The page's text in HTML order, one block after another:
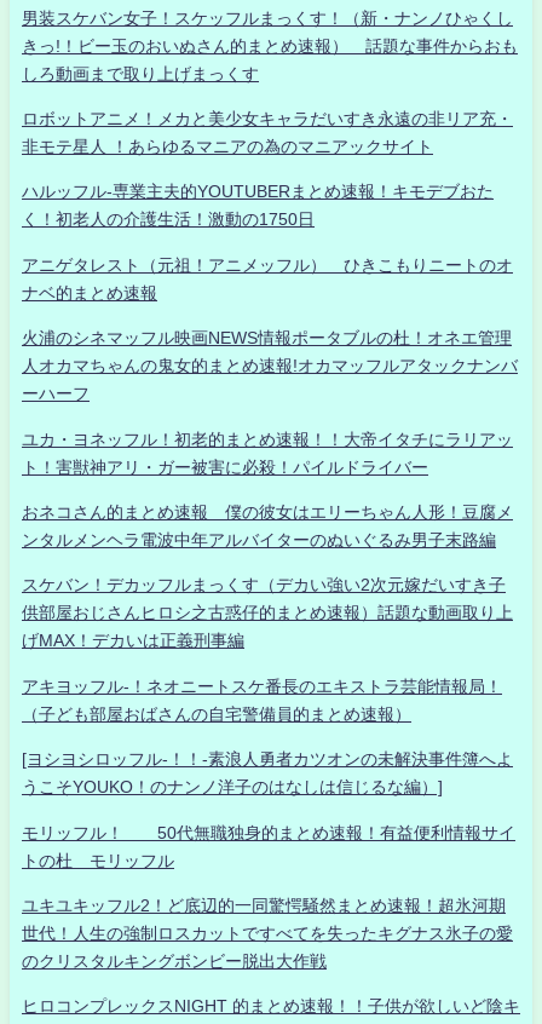
男装スケバン女子！スケッフルまっくす！（新・ナンノひゃくし
きっ!！ビー玉のおいぬさん的まとめ速報） 話題な事件からおも
しろ動画まで取り上げまっくす
ロボットアニメ！メカと美少女キャラだいすき永遠の非リア充・
非モテ星人 ！あらゆるマニアの為のマニアックサイト
ハルッフル-専業主夫的YOUTUBERまとめ速報！キモデブおた
く！初老人の介護生活！激動の1750日
アニゲタレスト（元祖！アニメッフル） ひきこもりニートのオ
ナベ的まとめ速報
火浦のシネマッフル映画NEWS情報ポータブルの杜！オネエ管理
人オカマちゃんの鬼女的まとめ速報!オカマッフルアタックナンバ
ーハーフ
ユカ・ヨネッフル！初老的まとめ速報！！大帝イタチにラリアッ
ト！害獣神アリ・ガー被害に必殺！パイルドライバー
おネコさん的まとめ速報 僕の彼女はエリーちゃん人形！豆腐メ
ンタルメンヘラ電波中年アルバイターのぬいぐるみ男子末路編
スケバン！デカッフルまっくす（デカい強い2次元嫁だいすき子
供部屋おじさんヒロシ之古惑仔的まとめ速報）話題な動画取り上
げMAX！デカいは正義刑事編
アキヨッフル-！ネオニートスケ番長のエキストラ芸能情報局！
（子ども部屋おばさんの自宅警備員的まとめ速報）
[ヨシヨシロッフル-！！-素浪人勇者カツオンの未解決事件簿へよ
うこそYOUKO！のナンノ洋子のはなしは信じるな編）]
モリッフル！ 50代無職独身的まとめ速報！有益便利情報サイ
トの杜 モリッフル
ユキユキッフル2！ど底辺的一同驚愕騒然まとめ速報！超氷河期
世代！人生の強制ロスカットですべてを失ったキグナス氷子の愛
のクリスタルキングボンビー脱出大作戦
ヒロコンプレックスNIGHT 的まとめ速報！！子供が欲しいど陰キ